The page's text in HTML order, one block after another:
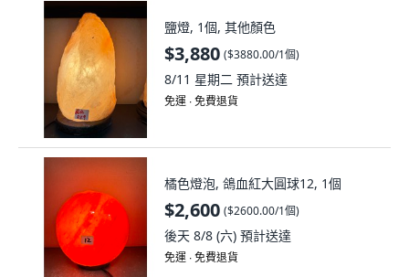
$3,880 ($3880.00/1個
8/11 星期二預計送達
免運 ∙ 免費退貨
$2,600 ($2600.00/1個)
後天 8/8 (六)預計送達
免運 ∙ 免費退貨